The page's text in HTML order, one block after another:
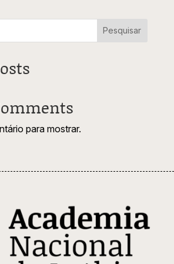
through
Pesquisar
para mostrar.